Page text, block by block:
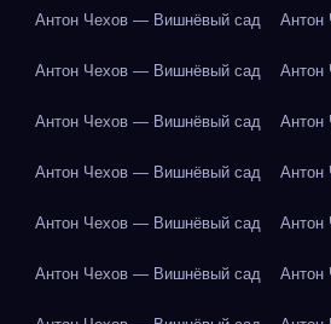
Антон Чехов — Вишнёвый сад Антон
Антон Чехов — Вишнёвый сад Антон
Антон Чехов — Вишнёвый сад Антон
Антон Чехов — Вишнёвый сад Антон
Антон Чехов — Вишнёвый сад Антон
Антон Чехов — Вишнёвый сад Антон